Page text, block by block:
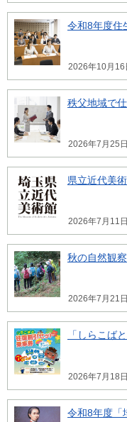
令和8年度住
2026年10月16
秩父地域で
2026年7月25
県立近代美
2026年7月11
秋の自然観
2026年7月21
「しらこば
2026年7月18
令和8年度「